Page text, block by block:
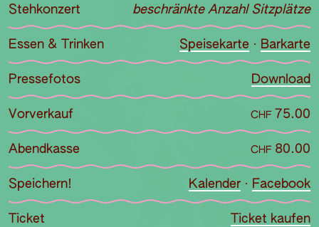
Stehkonzert beschränkte Anzahl Sitzplätze
Essen & Trinken Speisekarte · Barkarte
Pressefotos Download
Vorverkauf CHF75.00
Abendkasse CHF80.00
Speichern! Kalender · Facebook
Ticket Ticket kaufen